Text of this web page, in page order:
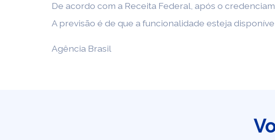
De acordo com a Receita Federal, após o
A previsão é de que a funcionalidade esteja
Agência Brasil